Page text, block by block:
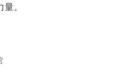
。